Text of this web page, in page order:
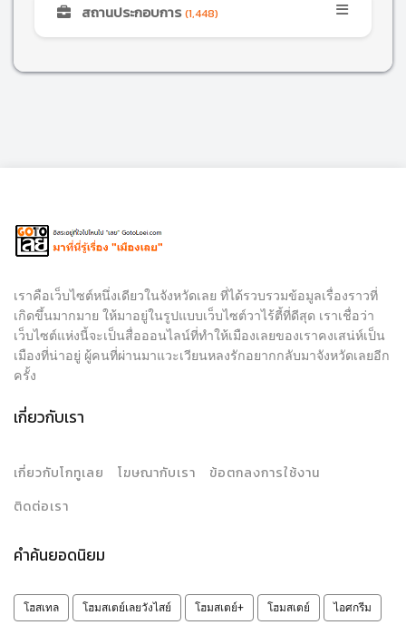
สถานประกอบการ(1,448)
เราคือเว็บไซต์หนึ่งเดียวในจังหวัดเลย ที่ได้รวบรวมข้อมูลเรื่องราวที่
เกิดขึ้นมากมาย ให้มาอยู่ในรูปแบบเว็บไซต์วาไร้ตี้ที่ดีสุด เราเชื่อว่า
เว็บไซต์แห่งนี้จะเป็นสื่อออนไลน์ที่ทำให้เมืองเลยของเราคงเสน่ห์เป็น
เมืองที่น่าอยู่ ผู้คนที่ผ่านมาแวะเวียนหลงรักอยากกลับมาจังหวัดเลยอีก
ครั้ง
เกี่ยวกับเรา
เกี่ยวกับโกทูเลย โฆษณากับเรา
ข้อตกลงการใช้งาน
ติดต่อเรา
คำค้นยอดนิยม
โฮสเทล โฮมสเตย์เลยวังไสย์ โฮมสเตย์+ โฮมสเตย์ ไอศกรีม